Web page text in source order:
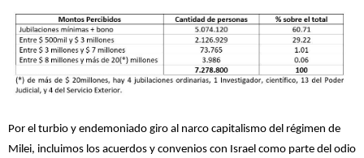
Por el turbio y endemoniado giro al narco capitalismo del régimen de
Milei, incluimos los acuerdos y convenios con Israel como parte del odio